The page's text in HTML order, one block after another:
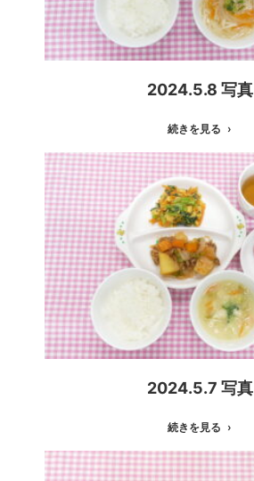
2024.5.8 写真
続きを見る
2024.5.7 写真
続きを見る